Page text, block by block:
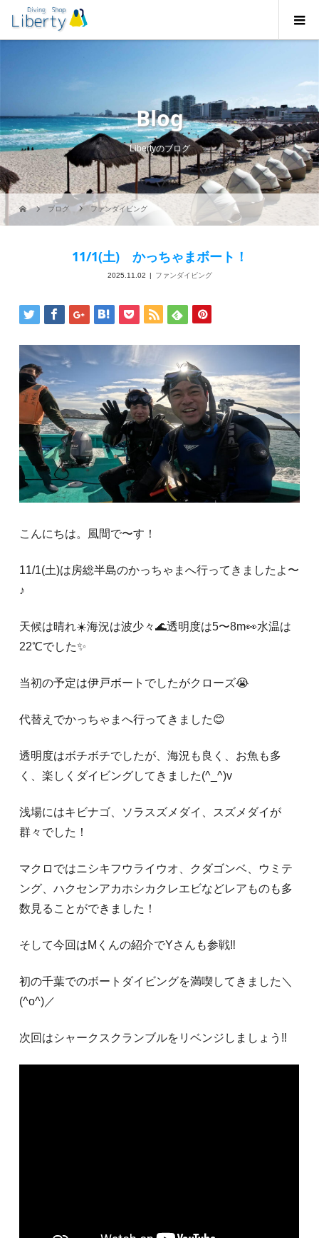
Blog
Libertyのブログ
ブログ ファンダイビング
11/1(土) かっちゃまボート！
2025.11.02 ファンダイビング
こんにちは。風間で〜す！
11/1(土)は房総半島のかっちゃまへ行ってきましたよ〜
♪
天候は晴れ☀️海況は波少々🌊透明度は5〜8m👀水温は
22℃でした✨️
当初の予定は伊戸ボートでしたがクローズ😭
代替えでかっちゃまへ行ってきました😊
透明度はボチボチでしたが、海況も良く、お魚も多
く、楽しくダイビングしてきました(^_^)v
浅場にはキビナゴ、ソラスズメダイ、スズメダイが
群々でした！
マクロではニシキフウライウオ、クダゴンベ、ウミテ
ング、ハクセンアカホシカクレエビなどレアものも多
数見ることができました！
そして今回はМくんの紹介でYさんも参戦‼️
初の千葉でのボートダイビングを満喫してきました＼
(^o^)／
次回はシャークスクランブルをリベンジしましょう‼️